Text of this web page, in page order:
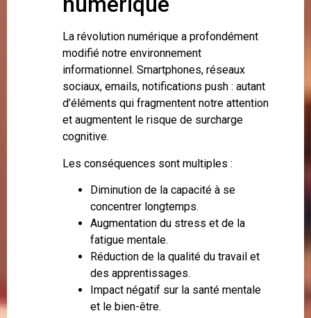
La révolution numérique a profondément
modifié notre environnement
informationnel. Smartphones, réseaux
sociaux, emails, notifications push : autant
d’éléments qui fragmentent notre attention
et augmentent le risque de surcharge
cognitive.
Les conséquences sont multiples :
Diminution de la capacité à se
concentrer longtemps.
Augmentation du stress et de la
fatigue mentale.
Réduction de la qualité du travail et
des apprentissages.
Impact négatif sur la santé mentale
et le bien-être.